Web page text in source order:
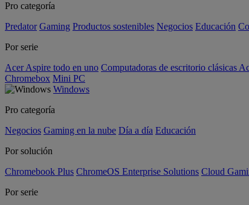
Pro categoría
Predator Gaming Productos sostenibles Negocios Educación
Por serie
Acer Aspire todo en uno Computadoras de escritorio clásicas
Chromebox Mini PC
Windows
Pro categoría
Negocios Gaming en la nube Día a día Educación
Por solución
Chromebook Plus ChromeOS Enterprise Solutions Cloud
Por serie